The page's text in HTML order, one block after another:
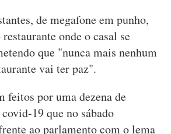
de megafone em punho,
onde o casal se
que "nunca mais nenhum
vai ter paz".
feitos por uma dezena de
19 que no sábado
ao parlamento com o lema